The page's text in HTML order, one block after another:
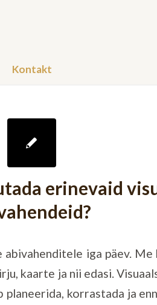
Kontakt
erinevaid
iga päev. Me
kaarte ja nii edasi.
planeerida, korrastada ja